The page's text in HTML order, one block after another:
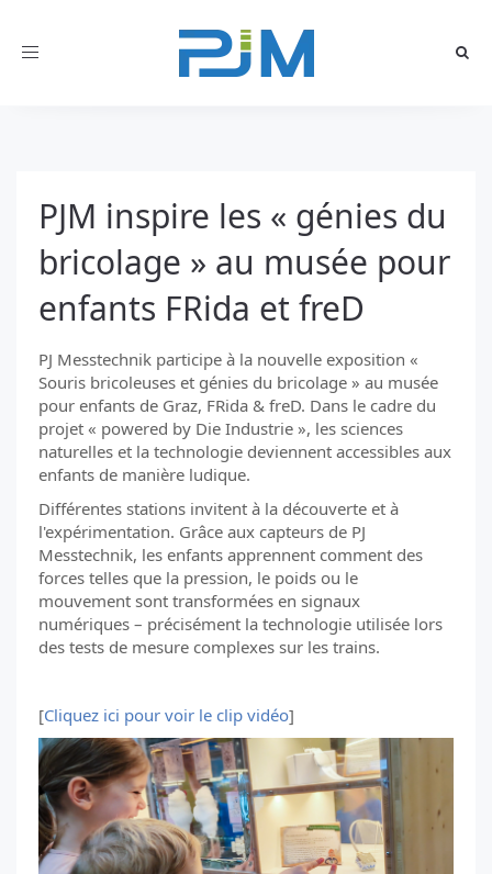
Toggle
PJM inspire les « génies du
bricolage » au musée pour
enfants FRida et freD
PJ Messtechnik participe à la nouvelle exposition «
Souris bricoleuses et génies du bricolage » au musée
pour enfants de Graz, FRida & freD. Dans le cadre du
projet « powered by Die Industrie », les sciences
naturelles et la technologie deviennent accessibles aux
enfants de manière ludique.
Différentes stations invitent à la découverte et à
l'expérimentation. Grâce aux capteurs de PJ
Messtechnik, les enfants apprennent comment des
forces telles que la pression, le poids ou le
mouvement sont transformées en signaux
numériques – précisément la technologie utilisée lors
des tests de mesure complexes sur les trains.
[Cliquez ici pour voir le clip vidéo]